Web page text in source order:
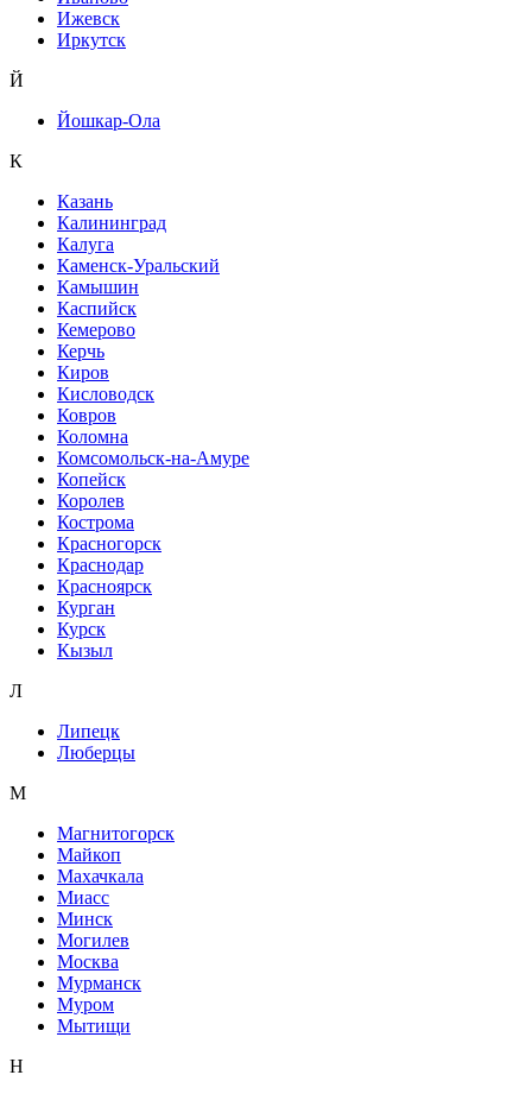
Ижевск
Иркутск
Й
Йошкар-Ола
К
Казань
Калининград
Калуга
Каменск-Уральский
Камышин
Каспийск
Кемерово
Керчь
Киров
Кисловодск
Ковров
Коломна
Комсомольск-на-Амуре
Копейск
Королев
Кострома
Красногорск
Краснодар
Красноярск
Курган
Курск
Кызыл
Л
Липецк
Люберцы
М
Магнитогорск
Майкоп
Махачкала
Миасс
Минск
Могилев
Москва
Мурманск
Муром
Мытищи
Н